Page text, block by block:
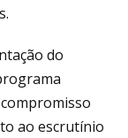
do
ao escrutínio